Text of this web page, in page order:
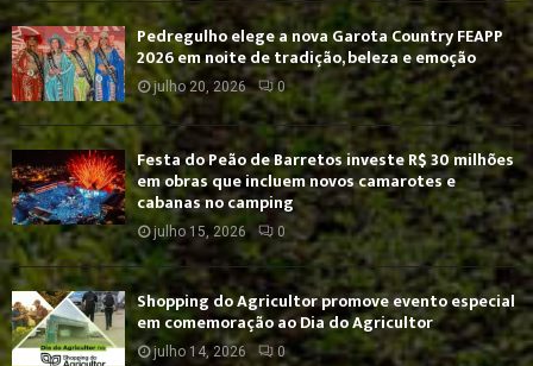
Pedregulho elege a nova Garota Country FEAPP
2026 em noite de tradição, beleza e emoção
julho 20, 2026 0
Festa do Peão de Barretos investe R$ 30 milhões
em obras que incluem novos camarotes e
cabanas no camping
julho 15, 2026 0
Shopping do Agricultor promove evento especial
em comemoração ao Dia do Agricultor
julho 14, 2026 0